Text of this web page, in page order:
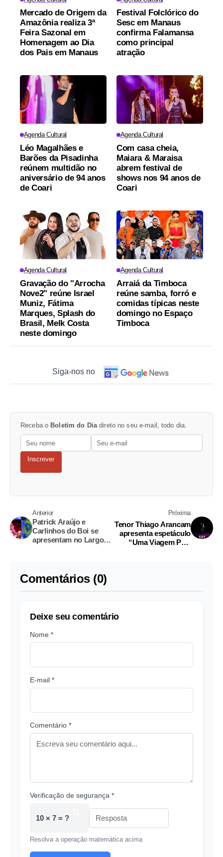
Mercado de Origem da
Amazônia realiza 3ª
Feira Sazonal em
Homenagem ao Dia
dos Pais em Manaus
Festival Folclórico do
Sesc em Manaus
confirma Falamansa
como principal
atração
Agenda Cultural
Léo Magalhães e
Barões da Pisadinha
reúnem multidão no
aniversário de 94 anos
de Coari
Agenda Cultural
Com casa cheia,
Maiara & Maraisa
abrem festival de
shows nos 94 anos de
Coari
Agenda Cultural
Gravação do "Arrocha
Nove2" reúne Israel
Muniz, Fátima
Marques, Splash do
Brasil, Melk Costa
neste domingo
Agenda Cultural
Arraiá da Timboca
reúne samba, forró e
comidas típicas neste
domingo no Espaço
Timboca
Siga-nos no
Receba o Boletim do Dia direto no seu e-mail, todo dia.
Inscrever
Anterior
Patrick Araújo e
Carlinhos do Boi se
apresentam no Largo
Próxima
Tenor Thiago Arancam
apresenta espetáculo
“Uma Viagem Pela
Comentários (0)
Deixe seu comentário
Nome *
E-mail *
Comentário *
Verificação de segurança *
10 × 7 = ?
Resolva a operação matemática acima